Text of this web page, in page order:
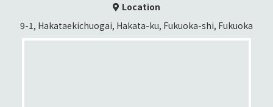
Location
9-1, Hakataekichuogai, Hakata-ku, Fukuoka-shi, Fukuoka